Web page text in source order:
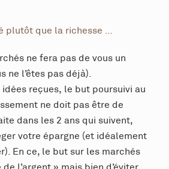
plutôt que la richesse …
ne fera pas de vous un
ne l’êtes pas déjà).
reçues, le but poursuivi au
ne doit pas être de
dans les 2 ans qui suivent,
votre épargne (et idéalement
En ce, le but sur les marchés